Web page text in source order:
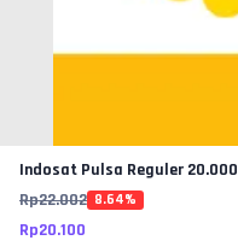
Indosat Pulsa Reguler 20.000
Rp22.002 8.64%
Rp20.100